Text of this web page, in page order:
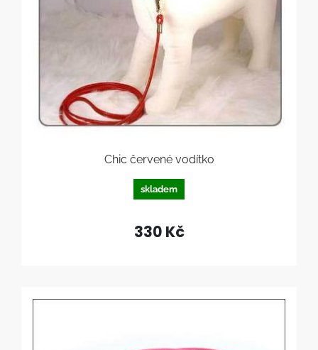
Chic červené vodítko
skladem
330 Kč